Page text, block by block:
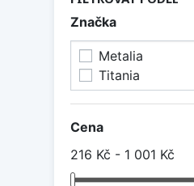
Značka
Metalia
Titania
Cena
216 Kč - 1 001 Kč